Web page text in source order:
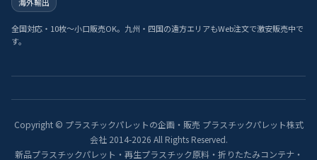
全国対応・10枚〜小口販売OK。九州・四国の遠方エリアもWeb注文で激安販売中で
す。
Copyright © プラスチックパレットの企画・販売 プラスチックパレット株式
会社 2014-2026 All Rights Reserved.
新品プラスチックパレット・再生プラスチック原料・折りたたみコンテナ・